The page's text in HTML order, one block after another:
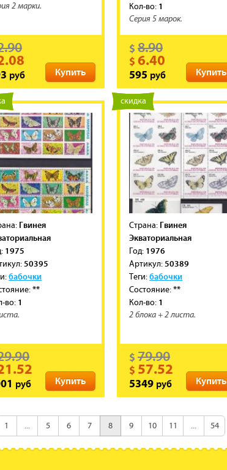
2 марки.
Купить
руб
Кол-во: 1
Серия 5 марок.
Купить
$ 8.90
$ 6.40
595 руб
Гвинея
1975
50395
бабочки
**
во: 1
Купить
руб
новинка
скидка
Cтрана: Гвинея
Экваториальная
Год: 1976
Артикул: 50389
Теги:бабочки
Состояние:**
Кол-во: 1
2 блока + 2 листа.
Купить
$ 79.90
$ 57.52
5349 руб
1 ... 5 6 7 8 9 10 11 ... 54